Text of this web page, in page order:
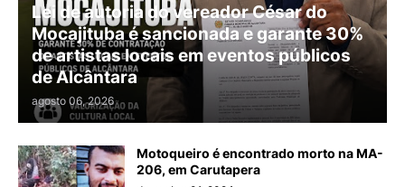
Lei de autoria do vereador César do
Mocajituba é sancionada e garante 30%
de artistas locais em eventos públicos
de Alcântara
agosto 06, 2026
Motoqueiro é encontrado morto na MA-
206, em Carutapera